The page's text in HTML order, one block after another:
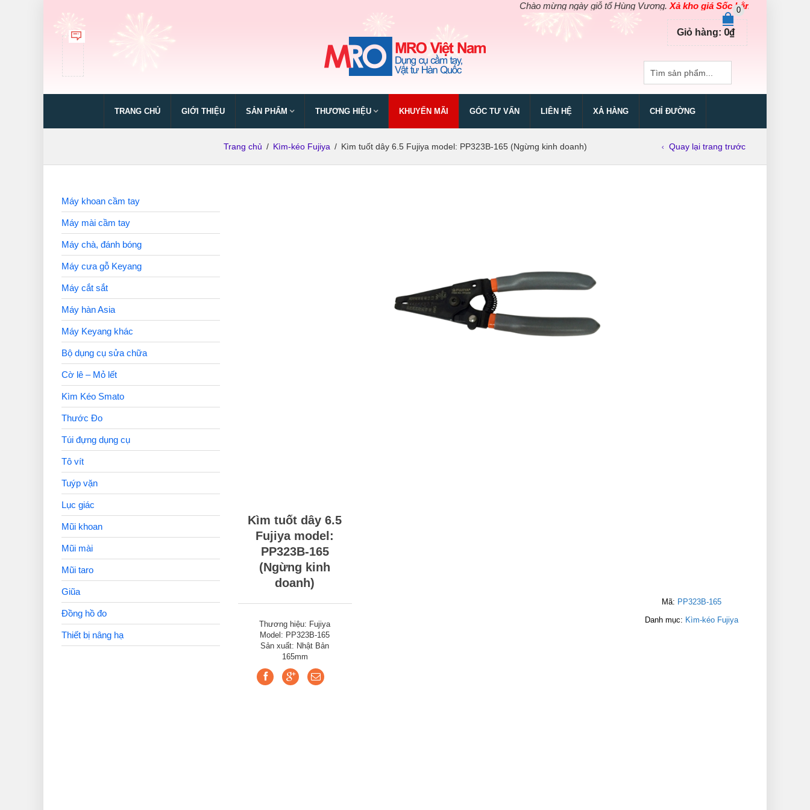
Chào mừng ngày giỗ tổ Hùng Vương.Xả kho giá Sốc bằng giá Gốc
0
Giỏ hàng: 0₫
TRANG CHỦ GIỚI THIỆU SẢN PHẨM THƯƠNG HIỆU KHUYẾN MÃI GÓC TƯ VẤN LIÊN HỆ XẢ HÀNG CHỈ ĐƯỜNG
Trang chủ / Kìm-kéo Fujiya / Kìm tuốt dây 6.5 Fujiya model: PP323B-165 (Ngừng kinh doanh) Quay lại trang trước
Kìm tuốt dây 6.5
Fujiya model:
PP323B-165
(Ngừng kinh
doanh)
Thương hiệu: Fujiya
Model: PP323B-165
Sản xuất: Nhật Bản
165mm
Mã: PP323B-165
Danh mục: Kìm-kéo Fujiya
Máy khoan cầm tay
Máy mài cầm tay
Máy chà, đánh bóng
Máy cưa gỗ Keyang
Máy cắt sắt
Máy hàn Asia
Máy Keyang khác
Bộ dụng cụ sửa chữa
Cờ lê – Mỏ lết
Kìm Kéo Smato
Thước Đo
Túi đựng dụng cụ
Tô vít
Tuýp vặn
Lục giác
Mũi khoan
Mũi mài
Mũi taro
Giũa
Đồng hồ đo
Thiết bị nâng hạ